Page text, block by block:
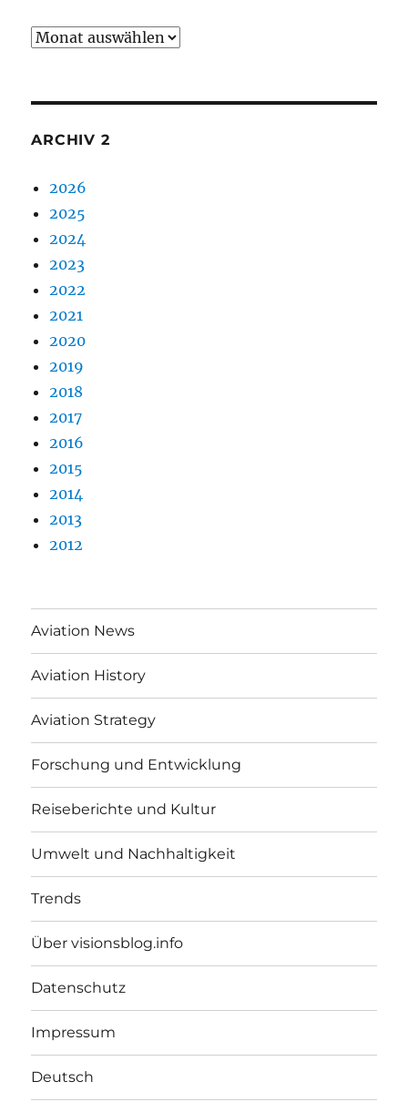
Archiv
ARCHIV 2
2026
2025
2024
2023
2022
2021
2020
2019
2018
2017
2016
2015
2014
2013
2012
Aviation News
Aviation History
Aviation Strategy
Forschung und Entwicklung
Reiseberichte und Kultur
Umwelt und Nachhaltigkeit
Trends
Über visionsblog.info
Datenschutz
Impressum
Deutsch